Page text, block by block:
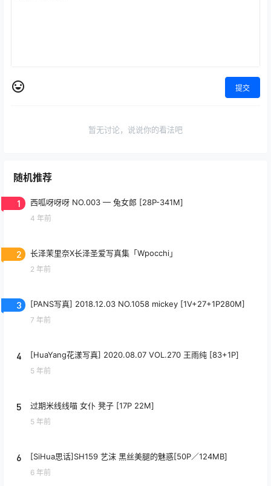
提交
暂无讨论，说说你的看法吧
随机推荐
1 西呱呀呀呀 NO.003 — 兔女郎 [28P-341M]
4 年前
2 长泽茉里奈X长泽圣爱写真集「Wpocchi」
2 年前
3 [PANS写真] 2018.12.03 NO.1058 mickey [1V+27+1P280M]
7 年前
4 [HuaYang花漾写真] 2020.08.07 VOL.270 王雨纯 [83+1P]
5 年前
5 过期米线线喵 女仆 凳子 [17P 22M]
5 年前
6 [SiHua思话]SH159 艺沫 黑丝美腿的魅惑[50P／124MB]
6 年前